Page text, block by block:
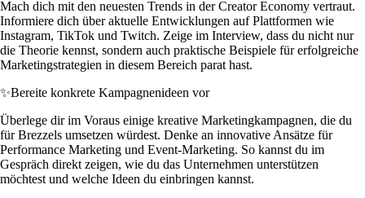
Mach dich mit den neuesten Trends in der Creator Economy vertraut.
Informiere dich über aktuelle Entwicklungen auf Plattformen wie
Instagram, TikTok und Twitch. Zeige im Interview, dass du nicht nur
die Theorie kennst, sondern auch praktische Beispiele für erfolgreiche
Marketingstrategien in diesem Bereich parat hast.
✨Bereite konkrete Kampagnenideen vor
Überlege dir im Voraus einige kreative Marketingkampagnen, die du
für Brezzels umsetzen würdest. Denke an innovative Ansätze für
Performance Marketing und Event-Marketing. So kannst du im
Gespräch direkt zeigen, wie du das Unternehmen unterstützen
möchtest und welche Ideen du einbringen kannst.